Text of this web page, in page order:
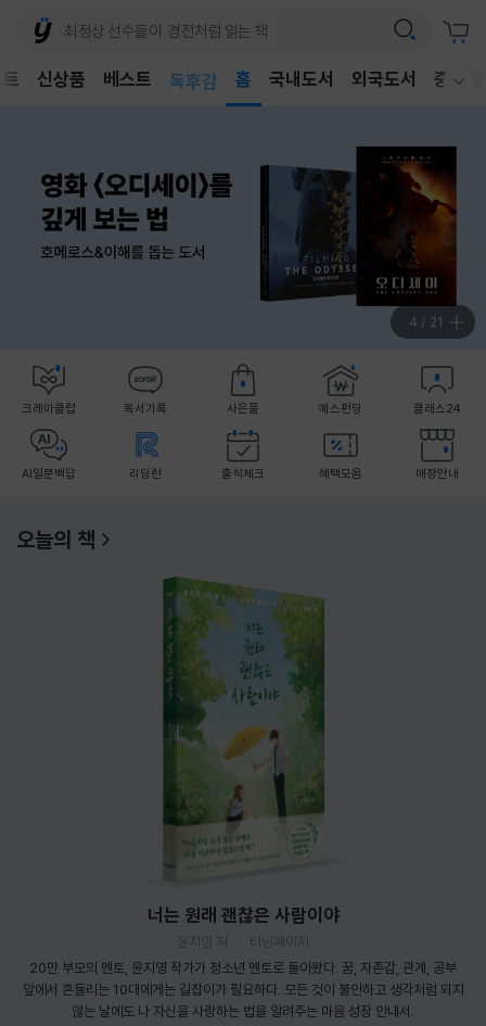
신상품 베스트
독후감
홈 국내도서 외국도서 중고샵
5 / 21
크레마클럽 독서기록 사은품 예스펀딩 클래스24
AI일문백답 리딩런 출석체크 혜택모음 매장안내
오늘의 책
너는 원래 괜찮은 사람이야
윤지영 저
터닝페이지
20만 부모의 멘토, 윤지영 작가가 청소년 멘토로 돌아왔다. 꿈, 자존감, 관계, 공부
앞에서 흔들리는 10대에게는 길잡이가 필요하다. 모든 것이 불안하고 생각처럼 되지
않는 날에도 나 자신을 사랑하는 법을 알려주는 마음 성장 안내서.